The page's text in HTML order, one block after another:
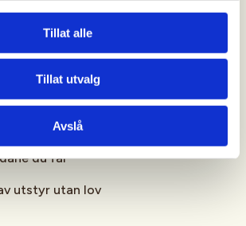
Tillat alle
Tillat utvalg
Avslå
år må ha med ein vaksen
av instruktørar heile vegen
du får
utstyr utan lov